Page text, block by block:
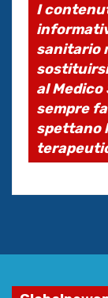
I
sanitario
al
sempre
spettano